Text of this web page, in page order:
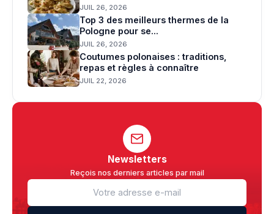
JUIL 26, 2026
Top 3 des meilleurs thermes de la
Pologne pour se...
JUIL 26, 2026
Coutumes polonaises : traditions,
repas et règles à connaître
JUIL 22, 2026
Newsletters
Reçois nos derniers articles par mail